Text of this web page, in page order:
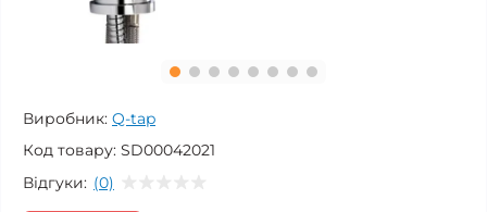
Виробник: Q-tap
Код товару: SD00042021
Відгуки: (0)